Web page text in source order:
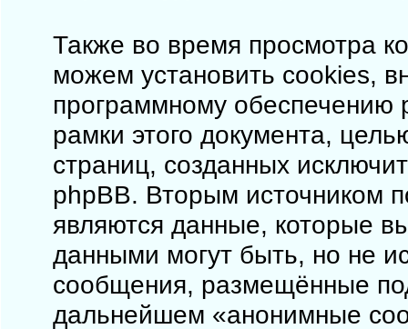
Также во время просмотра
можем установить cookies,
программному обеспечению
рамки этого документа,
страниц, созданных
phpBB. Вторым источником
являются данные, которые
данными могут быть, но не
сообщения, размещённые
дальнейшем «анонимные